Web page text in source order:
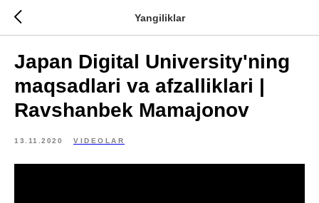
Yangiliklar
Japan Digital University'ning
maqsadlari va afzalliklari |
Ravshanbek Mamajonov
13.11.2020 VIDEOLAR